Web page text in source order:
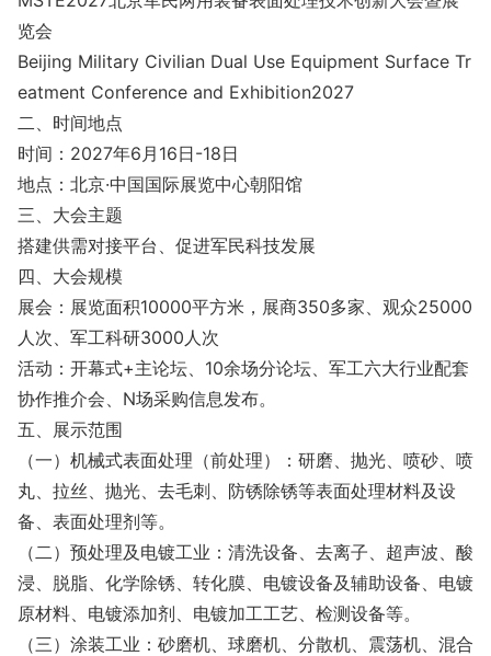
览会
Beijing Military Civilian Dual Use Equipment Surface Tr
eatment Conference and Exhibition2027
二、时间地点
时间：2027年6月16日-18日
地点：北京·中国国际展览中心朝阳馆
三、大会主题
搭建供需对接平台、促进军民科技发展
四、大会规模
展会：展览面积10000平方米，展商350多家、观众25000
人次、军工科研3000人次
活动：开幕式+主论坛、10余场分论坛、军工六大行业配套
协作推介会、N场采购信息发布。
五、展示范围
（一）机械式表面处理（前处理）：研磨、抛光、喷砂、喷
丸、拉丝、抛光、去毛刺、防锈除锈等表面处理材料及设
备、表面处理剂等。
（二）预处理及电镀工业：清洗设备、去离子、超声波、酸
浸、脱脂、化学除锈、转化膜、电镀设备及辅助设备、电镀
原材料、电镀添加剂、电镀加工工艺、检测设备等。
（三）涂装工业：砂磨机、球磨机、分散机、震荡机、混合